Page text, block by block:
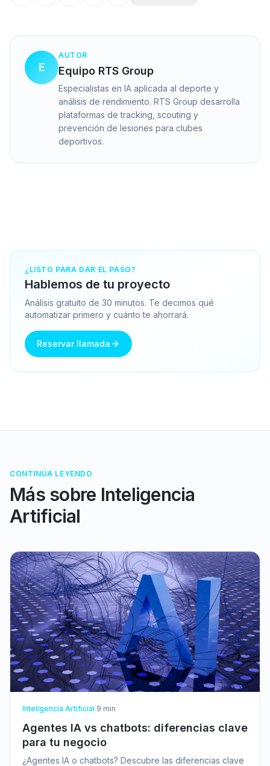
E
AUTOR
Equipo RTS Group
Especialistas en IA aplicada al deporte y
análisis de rendimiento. RTS Group desarrolla
plataformas de tracking, scouting y
prevención de lesiones para clubes
deportivos.
¿LISTO PARA DAR EL PASO?
Hablemos de tu proyecto
Análisis gratuito de 30 minutos. Te decimos qué
automatizar primero y cuánto te ahorrará.
Reservar llamada
CONTINÚA LEYENDO
Más sobre Inteligencia
Artificial
Inteligencia Artificial 9 min
Agentes IA vs chatbots: diferencias clave
para tu negocio
¿Agentes IA o chatbots? Descubre las diferencias clave